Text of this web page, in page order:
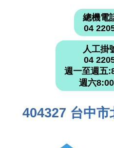
總機電
04
人工掛
04
週一至週五
週六
404327 台中